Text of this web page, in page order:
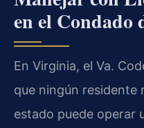
en el Condado
En Virginia, el Va.
que ningún residente
estado puede operar